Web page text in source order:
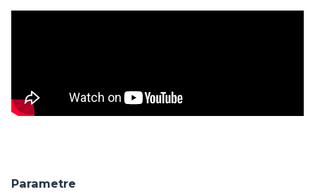
Parametre